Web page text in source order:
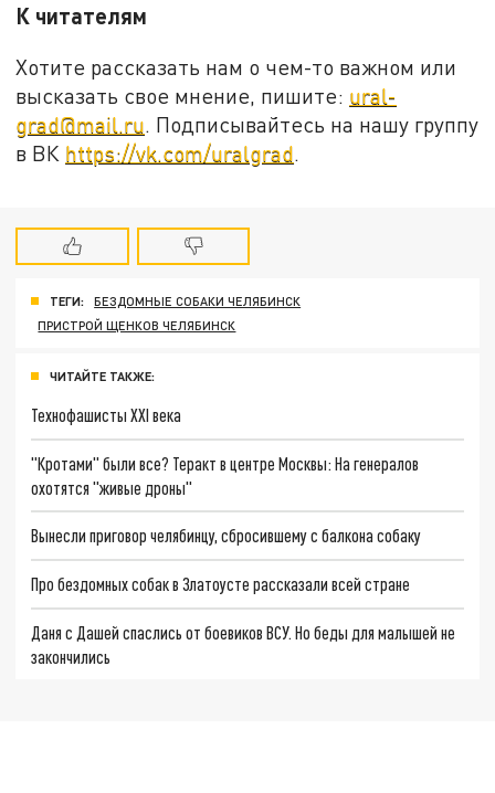
К читателям
Хотите рассказать нам о чем-то важном или
высказать свое мнение, пишите: ural-
grad@mail.ru . Подписывайтесь на нашу группу
в ВК https://vk.com/uralgrad
ТЕГИ:
БЕЗДОМНЫЕ СОБАКИ ЧЕЛЯБИНСК
ПРИСТРОЙ ЩЕНКОВ ЧЕЛЯБИНСК
ЧИТАЙТЕ ТАКЖЕ:
Технофашисты XXI века
"Кротами" были все? Теракт в центре Москвы: На генералов
охотятся "живые дроны"
Вынесли приговор челябинцу, сбросившему с балкона собаку
Про бездомных собак в Златоусте рассказали всей стране
Даня с Дашей спаслись от боевиков ВСУ. Но беды для малышей не
закончились